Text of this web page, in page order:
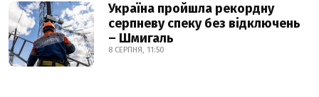
Україна пройшла рекордну
серпневу спеку без відключень
– Шмигаль
8 СЕРПНЯ, 11:50